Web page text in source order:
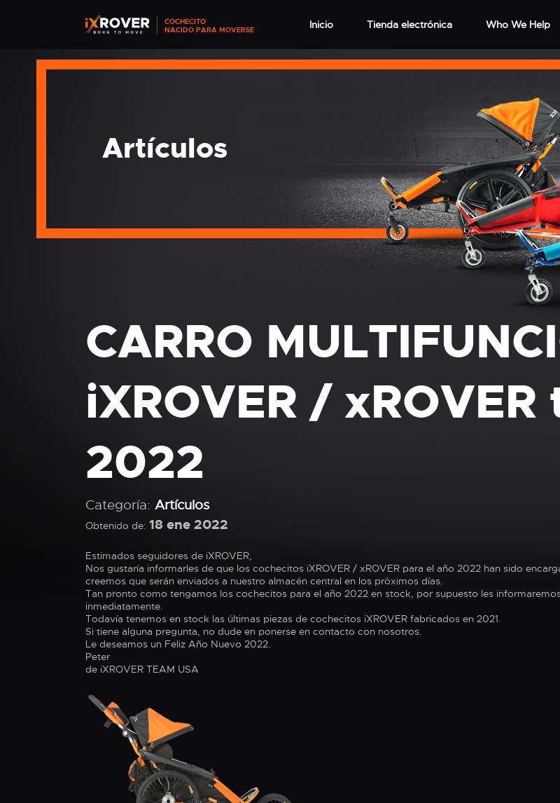
COCHECITO
NACIDO PARA MOVERSE
Inicio Tienda electrónica Who We Help
Artículos
CARRO
iXROVER /
2022
Categoría: Artículos
Obtenido de: 18 ene 2022
Estimados seguidores de iXROVER,
Nos gustaría informarles de que los cochecitos iXROVER / xROVER para el año 2022 han sido
creemos que serán enviados a nuestro almacén central en los próximos días.
Tan pronto como tengamos los cochecitos para el año 2022 en stock, por supuesto les
inmediatamente.
Todavía tenemos en stock las últimas piezas de cochecitos iXROVER fabricados en 2021.
Si tiene alguna pregunta, no dude en ponerse en contacto con nosotros.
Le deseamos un Feliz Año Nuevo 2022.
Peter
de iXROVER TEAM USA